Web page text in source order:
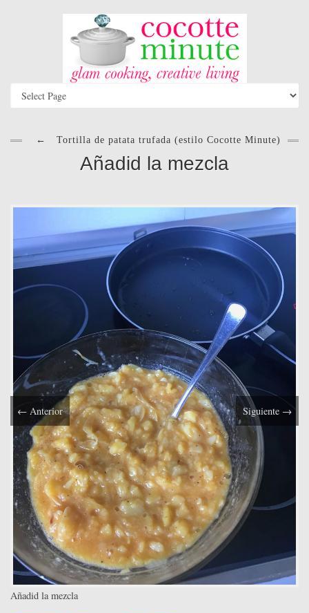
← Tortilla de patata trufada (estilo Cocotte Minute)
Añadid la mezcla
← Anterior Siguiente →
Añadid la mezcla